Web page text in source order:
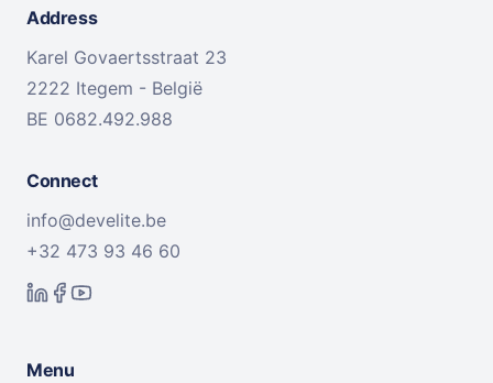
Address
Karel Govaertsstraat 23
2222 Itegem - België
BE 0682.492.988
Connect
info@develite.be
+32 473 93 46 60
Menu